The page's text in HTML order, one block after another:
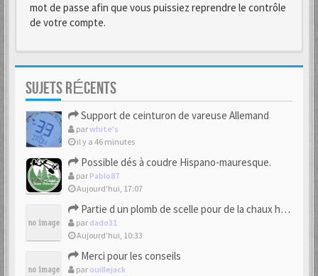
mot de passe afin que vous puissiez reprendre le contrôle
de votre compte.
SUJETS RÉCENTS
Support de ceinturon de vareuse Allemand
parwhite's
il y a 46 minutes
Possible dés à coudre Hispano-mauresque.
par Pablo87
Aujourd’hui, 17:07
Partie d un plomb de scelle pour de la chaux hydraulique
par dado31
Aujourd’hui, 10:33
Merci pour les conseils
par ouillejack